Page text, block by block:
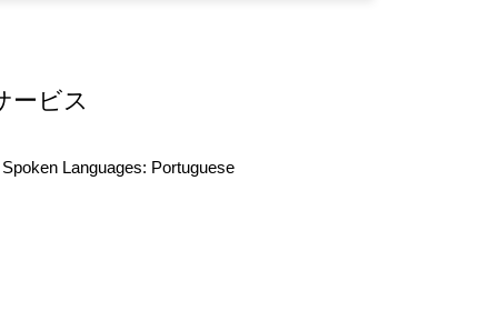
ービス
Spoken Languages: Portuguese